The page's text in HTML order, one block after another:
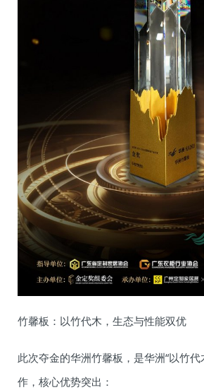
竹馨板：以竹代木，生态与性能双优
此次夺金的华洲竹馨板，是华洲“以竹代
作，核心优势突出：